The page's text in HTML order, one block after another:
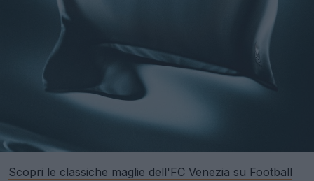
Scopri le classiche maglie dell'FC Venezia su Football